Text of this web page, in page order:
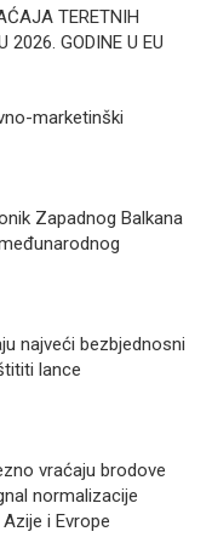
TERETNIH
2026. GODINE U EU
marketinški
Zapadnog Balkana
najveći bezbjednosni
lance
vraćaju brodove
normalizacije
i Evrope